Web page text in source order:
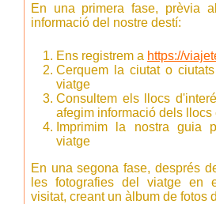
En una primera fase, prèvia
informació del nostre destí:
Ens registrem a https://
Cerquem la ciutat o
viatge
Consultem els llocs
afegim informació dels
Imprimim la nostra guia
viatge
En una segona fase, després
les fotografies del viatge en
visitat, creant un àlbum de fotos